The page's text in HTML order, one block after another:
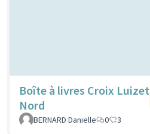
Boîte à livres Croix Luizet
Nord
BERNARD Danielle
0 3